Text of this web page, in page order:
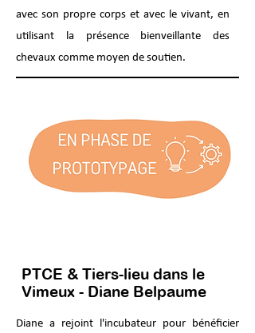
avec son propre corps et avec le vivant, en
utilisant la présence bienveillante des
chevaux comme moyen de soutien.
PTCE & Tiers-lieu dans le
Vimeux - Diane Belpaume
Diane a rejoint l'incubateur pour bénéficier